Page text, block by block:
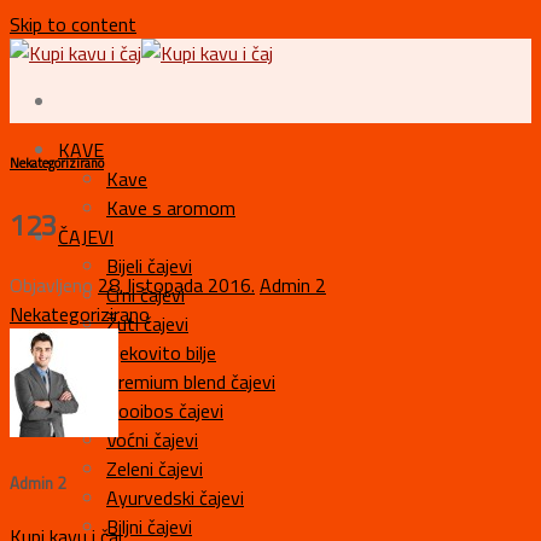
Skip to content
KAVE
Kave
Kave s aromom
ČAJEVI
Bijeli čajevi
Crni čajevi
Žuti čajevi
Ljekovito bilje
Premium blend čajevi
Rooibos čajevi
Voćni čajevi
Zeleni čajevi
Ayurvedski čajevi
Biljni čajevi
Nekategorizirano
123
Objavljeno 28. listopada 2016. Admin 2
Nekategorizirano
Admin 2